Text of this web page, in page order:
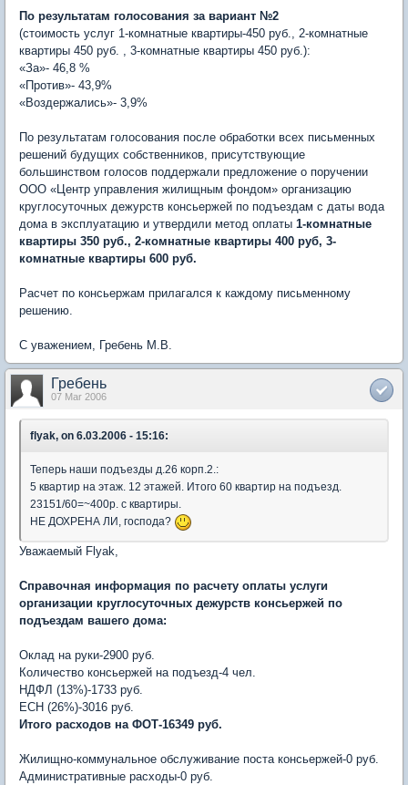
По результатам голосования за вариант №2
(стоимость услуг 1-комнатные квартиры-450 руб., 2-комнатные
квартиры 450 руб. , 3-комнатные квартиры 450 руб.):
«За»- 46,8 %
«Против»- 43,9%
«Воздержались»- 3,9%
По результатам голосования после обработки всех письменных
решений будущих собственников, присутствующие
большинством голосов поддержали предложение о поручении
ООО «Центр управления жилищным фондом» организацию
круглосуточных дежурств консьержей по подъездам с даты вода
дома в эксплуатацию и утвердили метод оплаты 1-комнатные
квартиры 350 руб., 2-комнатные квартиры 400 руб, 3-
комнатные квартиры 600 руб.
Расчет по консьержам прилагался к каждому письменному
решению.
С уважением, Гребень М.В.
Гребень
07 Mar 2006
flyak, on 6.03.2006 - 15:16:
Теперь наши подъезды д.26 корп.2.:
5 квартир на этаж. 12 этажей. Итого 60 квартир на подъезд.
23151/60=~400р. с квартиры.
НЕ ДОХРЕНА ЛИ, господа?
Уважаемый Flyak,
Справочная информация по расчету оплаты услуги
организации круглосуточных дежурств консьержей по
подъездам вашего дома:
Оклад на руки-2900 руб.
Количество консьержей на подъезд-4 чел.
НДФЛ (13%)-1733 руб.
ЕСН (26%)-3016 руб.
Итого расходов на ФОТ-16349 руб.
Жилищно-коммунальное обслуживание поста консьержей-0 руб.
Административные расходы-0 руб.